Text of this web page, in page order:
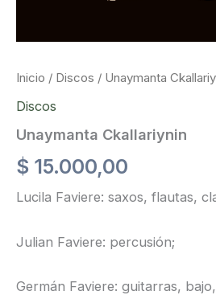
Inicio / Discos / Unaymanta
Discos
Unaymanta Ckallariynin
$ 15.000,00
Lucila Faviere: saxos, flautas,
Julian Faviere: percusión;
Germán Faviere: guitarras,